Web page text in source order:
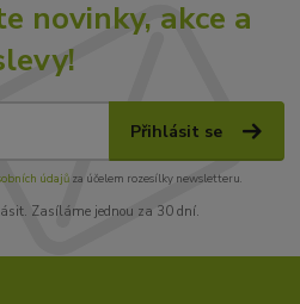
novinky, akce a
Přihlásit se
údajůza účelem rozesílky newsletteru.
Zasíláme jednou za 30 dní.